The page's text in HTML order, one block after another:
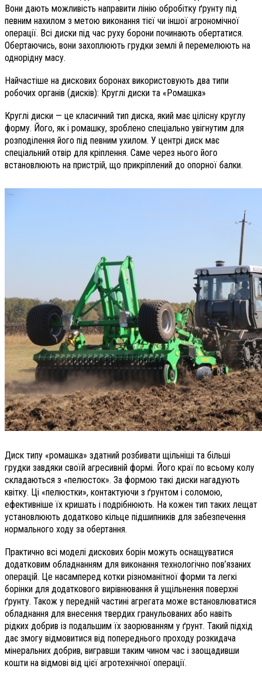
Вони дають можливість направити лінію обробітку ґрунту під
певним нахилом з метою виконання тієї чи іншої агрономічної
операції. Всі диски під час руху борони починають обертатися.
Обертаючись, вони захоплюють грудки землі й перемелюють на
однорідну масу.
Найчастіше на дискових боронах використовують два типи
робочих органів (дисків): Круглі диски та «Ромашка»
Круглі диски — це класичний тип диска, який має цілісну круглу
форму. Його, як і ромашку, зроблено спеціально увігнутим для
розподілення його під певним ухилом. У центрі диск має
спеціальний отвір для кріплення. Саме через нього його
встановлюють на пристрій, що прикріплений до опорної балки.
Диск типу «ромашка» здатний розбивати щільніші та більші
грудки завдяки своїй агресивній формі. Його краї по всьому колу
складаються з «пелюсток». За формою такі диски нагадують
квітку. Ці «пелюстки», контактуючи з ґрунтом і соломою,
ефективніше їх кришать і подрібнюють. На кожен тип таких лещат
установлюють додатково кільце підшипників для забезпечення
нормального ходу за обертання.
Практично всі моделі дискових борін можуть оснащуватися
додатковим обладнанням для виконання технологічно пов’язаних
операцій. Це насамперед котки різноманітної форми та легкі
борінки для додаткового вирівнювання й ущільнення поверхні
ґрунту. Також у передній частині агрегата може встановлюватися
обладнання для внесення твердих гранульованих або навіть
рідких добрив із подальшим їх заорюванням у ґрунт. Такий підхід
дає змогу відмовитися від попереднього проходу розкидача
мінеральних добрив, вигравши таким чином час і заощадивши
кошти на відмові від цієї агротехнічної операції.